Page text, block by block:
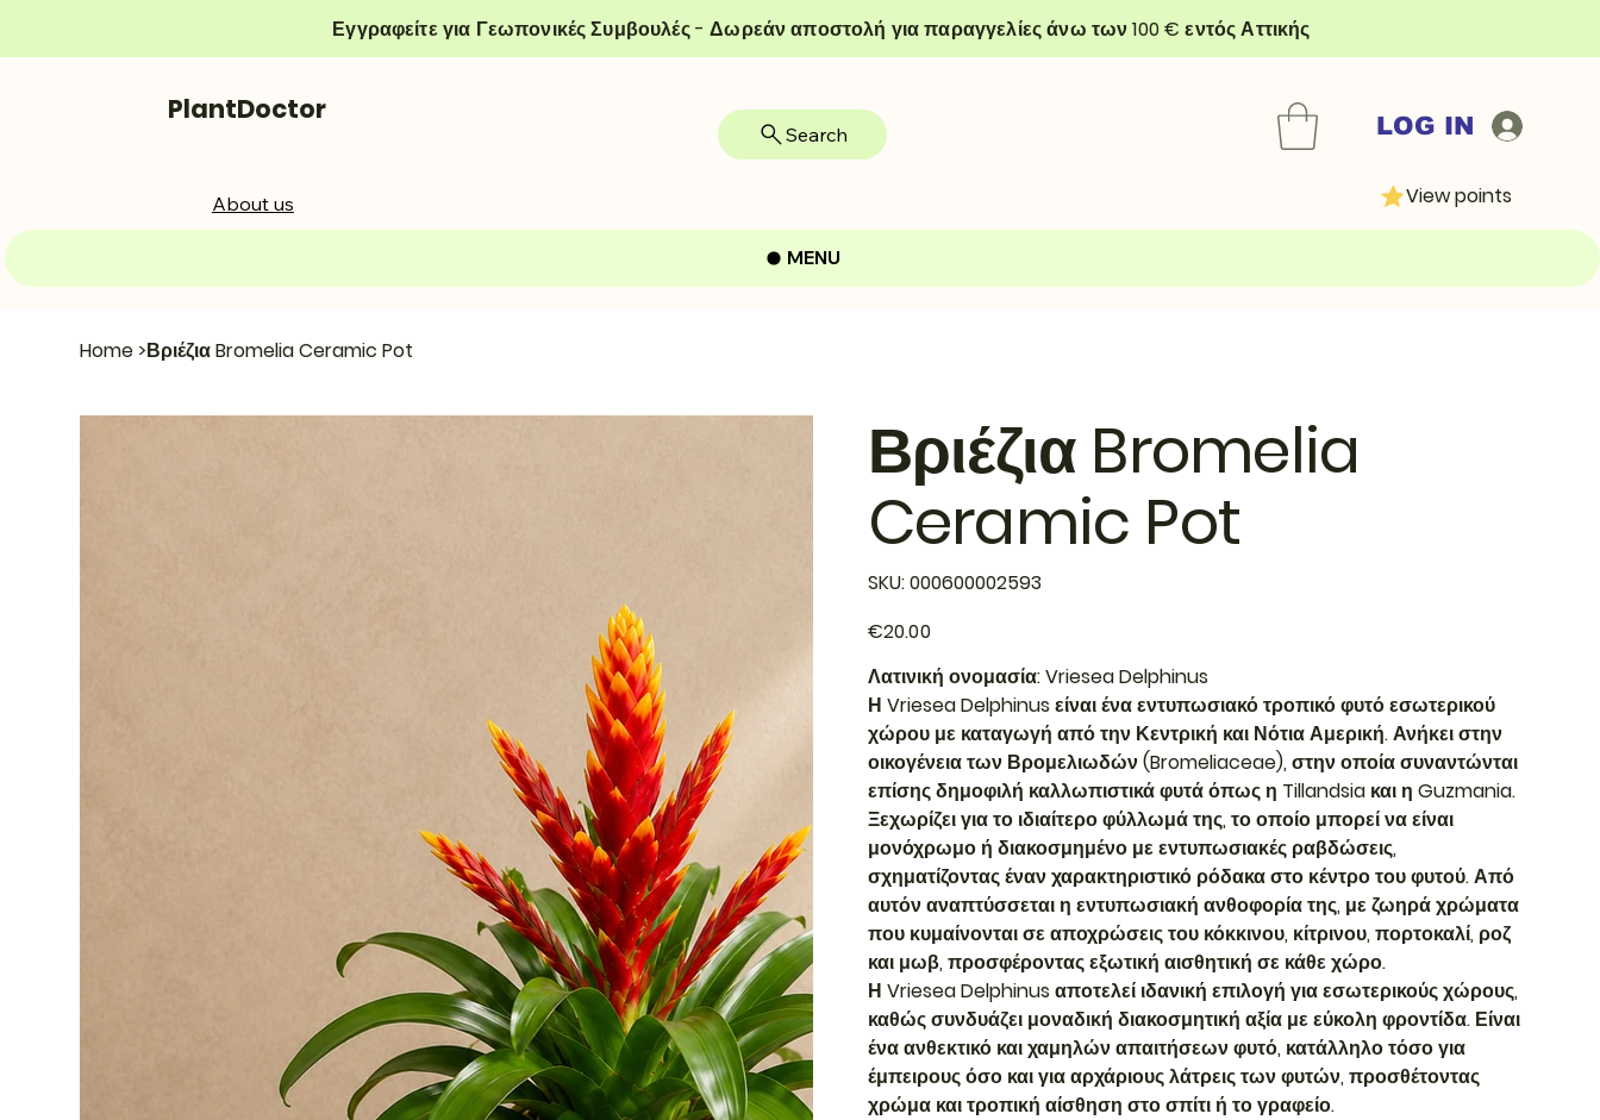
Home >Βριέζια Bromelia Ceramic Pot
Βριέζια Bromelia
Ceramic Pot
SKU: 000600002593
000600002593
€20.00
Λατινική ονομασία: Vriesea Delphinus
Η Vriesea Delphinus είναι ένα εντυπωσιακό τροπικό φυτό εσωτερικού
χώρου με καταγωγή από την Κεντρική και Νότια Αμερική. Ανήκει στην
οικογένεια των Βρομελιωδών (Bromeliaceae), στην οποία συναντώνται
επίσης δημοφιλή καλλωπιστικά φυτά όπως η Tillandsia και η Guzmania.
Ξεχωρίζει για το ιδιαίτερο φύλλωμά της, το οποίο μπορεί να είναι
μονόχρωμο ή διακοσμημένο με εντυπωσιακές ραβδώσεις,
σχηματίζοντας έναν χαρακτηριστικό ρόδακα στο κέντρο του φυτού. Από
αυτόν αναπτύσσεται η εντυπωσιακή ανθοφορία της, με ζωηρά χρώματα
που κυμαίνονται σε αποχρώσεις του κόκκινου, κίτρινου, πορτοκαλί, ροζ
και μωβ, προσφέροντας εξωτική αισθητική σε κάθε χώρο.
Η Vriesea Delphinus αποτελεί ιδανική επιλογή για εσωτερικούς χώρους,
καθώς συνδυάζει μοναδική διακοσμητική αξία με εύκολη φροντίδα. Είναι
ένα ανθεκτικό και χαμηλών απαιτήσεων φυτό, κατάλληλο τόσο για
έμπειρους όσο και για αρχάριους λάτρεις των φυτών, προσθέτοντας
χρώμα και τροπική αίσθηση στο σπίτι ή το γραφείο.
Εγγραφείτε για Γεωπονικές Συμβουλές - Δωρεάν αποστολή για παραγγελίες άνω των 100 € εντός Αττικής
PlantDoctor
Search
MENU
LOG IN
About us View points